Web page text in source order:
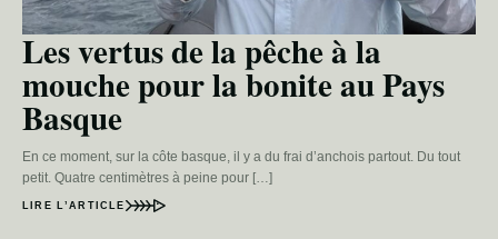
Les vertus de la pêche à la
mouche pour la bonite au Pays
Basque
En ce moment, sur la côte basque, il y a du frai d’anchois partout. Du tout
petit. Quatre centimètres à peine pour […]
LIRE L’ARTICLE